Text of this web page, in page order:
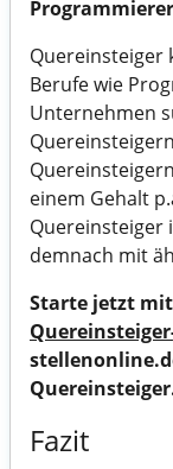
Quereinsteiger
Berufe wie
Unternehmen
einem Gehalt
Quereinsteiger
demnach mit
Starte jetzt
Fazit